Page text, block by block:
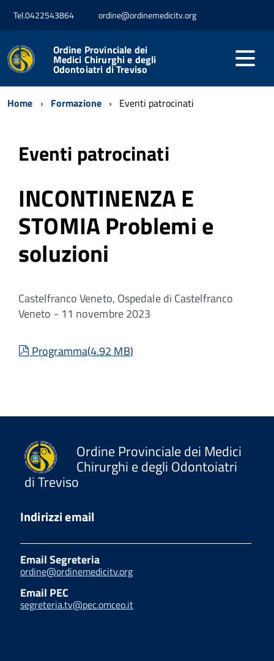
Tel.0422543864 ordine@ordinemedicitv.org
Ordine Provinciale dei
Medici Chirurghi e degli
Odontoiatri di Treviso
Home Formazione Eventi patrocinati
Eventi patrocinati
INCONTINENZA E
STOMIA Problemi e
soluzioni
Castelfranco Veneto, Ospedale di Castelfranco
Veneto - 11 novembre 2023
pdf
Programma(4.92 MB)
Ordine Provinciale dei Medici
Chirurghi e degli Odontoiatri
di Treviso
Indirizzi email
Email Segreteria
ordine@ordinemedicitv.org
Email PEC
segreteria.tv@pec.omceo.it